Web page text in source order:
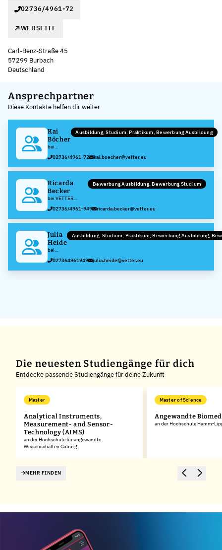
02736/4961-72
WEBSEITE
Carl-Benz-Straße 45
57299 Burbach
Deutschland
+
−
Ansprechpartner
Diese Kontakte helfen dir weiter
Kai
Böcher
bei
VETTER
Group
GmbH
Ausbildung, Studium, Praktikum, Bewerbung Ausbildung
02736/4961-72 kai.boecher@vetter.eu
Ricarda
Becker
bei VETTER
Group GmbH
Bewerbung Ausbildung, Bewerbung Studium
02736/4961-949 ricarda.becker@vetter.eu
Julia
Heide
bei
VETTER
Group
GmbH
Ausbildung, Studium, Praktikum, Bewerbung Ausbildung,
027364961949 julia.heide@vetter.eu
Die neuesten Studiengänge für dich
Entdecke passende Studiengänge für deine Zukunft
Master
Analytical Instruments,
Measurement- and Sensor-
Technology (AIMS)
an der Hochschule für angewandte
Wissenschaften Coburg
Master of Science
Angewandte
an der Hochschule Hamm-
MEHR FINDEN